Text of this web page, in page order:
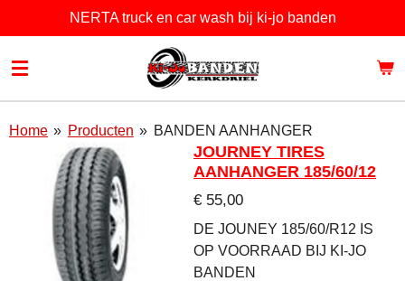
direct
naar
hoofdinhoud
NERTA truck en car wash bij ki-jo banden
Home » Producten » BANDEN AANHANGER
JOURNEY TIRES
AANHANGER 185/60/12
€ 55,00
DE JOUNEY 185/60/R12 IS
OP VOORRAAD BIJ KI-JO
BANDEN